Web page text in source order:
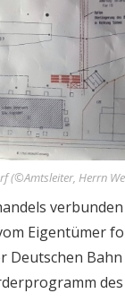
(©Amtsleiter, Herrn
Eigentümer
Deutschen